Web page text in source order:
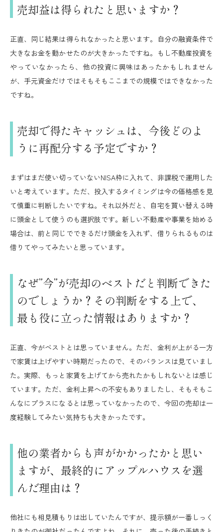
売却益は得られたと思いますか？
正直、同じ結果は得られなかったと思います。自分の融資条件で
大きなお金を動かせたのが大きかったですね。もし不動産投資を
やっていなかったら、他の投資に興味はあったかもしれません
が、手元資金だけではそもそもここまでの規模ではできなかった
ですね。
売却で得たキャッシュは、今後どのよ
うに再配分する予定ですか？
まずはまだ使い切っていないNISA枠に入れて、非課税で運用した
いと考えています。ただ、投入するタイミングは今の価格感を見
て慎重に判断したいですね。それ以外だと、自宅を買い替える時
に頭金として使うのも選択肢です。新しい不動産や事業を始める
場合は、前と同じでできるだけ頭金を入れず、借りられるものは
借りてやってみたいと思っています。
なぜ”今”が売却のベストだと判断できた
のでしょうか？その判断をする上で、
最も役に立った情報はありますか？
正直、今がベストとは思っていません。ただ、金利が上がる一方
で家賃は上げやすい時期だったので、そのバランスは見ていまし
た。実際、もっと家賃を上げてから売れたかもしれないとは感じ
ています。ただ、金利上昇への不安もありましたし、そもそもこ
んなにプラスになるとは思っていなかったので、今回の売却は一
度経験してみたい気持ちも大きかったです。
他の業者からも声がかかったかと思い
ますが、最終的にアップルハウスを選
んだ理由は？
他社にも相見積もりは出していたんですが、提示額が一番しっく